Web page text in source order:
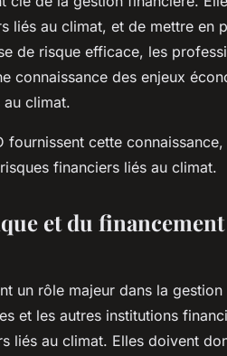
liés au climat, et de mettre en
de risque efficace, les
connaissance des enjeux
climat.
fournissent cette
financiers liés au climat.
et du
un rôle majeur dans la
et les autres institutions
liés au climat. Elles doivent